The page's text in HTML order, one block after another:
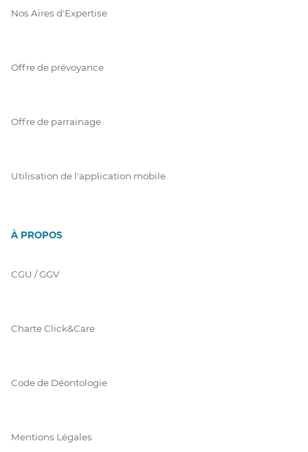
Nos Aires d'Expertise
Offre de prévoyance
Offre de parrainage
Utilisation de l'application mobile
À PROPOS
CGU / GGV
Charte Click&Care
Code de Déontologie
Mentions Légales